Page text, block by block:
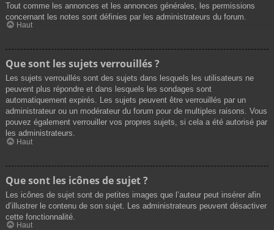
Tout comme les annonces et les annonces générales, les permissions
concernant les notes sont définies par les administrateurs du forum.
Haut
Que sont les sujets verrouillés ?
Les sujets verrouillés sont des sujets dans lesquels les utilisateurs ne
peuvent plus répondre et dans lesquels les sondages sont
automatiquement expirés. Les sujets peuvent être verrouillés par un
administrateur ou un modérateur du forum pour de multiples raisons. Vous
pouvez également verrouiller vos propres sujets, si cela a été autorisé par
les administrateurs.
Haut
Que sont les icônes de sujet ?
Les icônes de sujet sont de petites images que l’auteur peut insérer afin
d’illustrer le contenu de son sujet. Les administrateurs peuvent désactiver
cette fonctionnalité.
Haut